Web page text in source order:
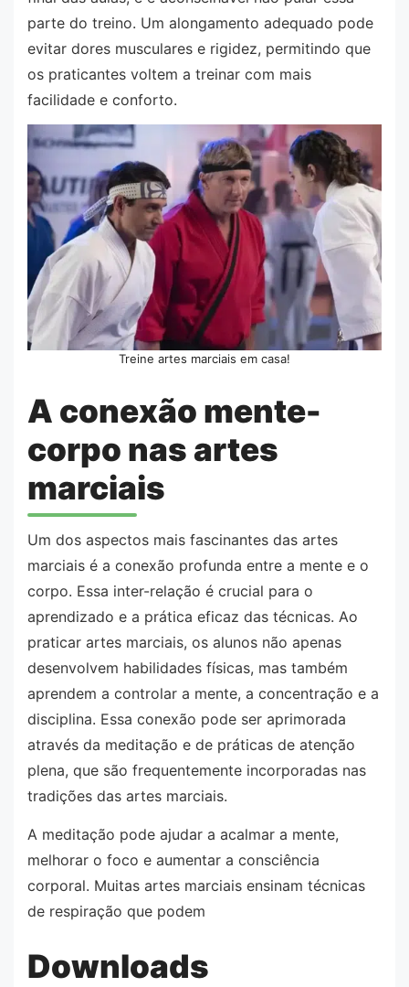
parte do treino. Um alongamento adequado pode
evitar dores musculares e rigidez, permitindo que
os praticantes voltem a treinar com mais
facilidade e conforto.
Treine artes marciais em casa!
A conexão mente-
corpo nas artes
marciais
Um dos aspectos mais fascinantes das artes
marciais é a conexão profunda entre a mente e o
corpo. Essa inter-relação é crucial para o
aprendizado e a prática eficaz das técnicas. Ao
praticar artes marciais, os alunos não apenas
desenvolvem habilidades físicas, mas também
aprendem a controlar a mente, a concentração e a
disciplina. Essa conexão pode ser aprimorada
através da meditação e de práticas de atenção
plena, que são frequentemente incorporadas nas
tradições das artes marciais.
A meditação pode ajudar a acalmar a mente,
melhorar o foco e aumentar a consciência
corporal. Muitas artes marciais ensinam técnicas
de respiração que podem
Downloads